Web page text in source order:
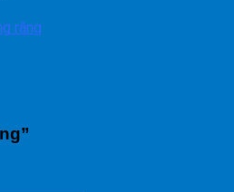
răng